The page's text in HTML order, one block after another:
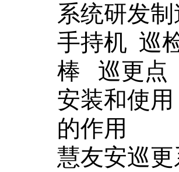
系统研发
手持机 巡
棒 巡更点
安装和使
的作用
慧友安巡